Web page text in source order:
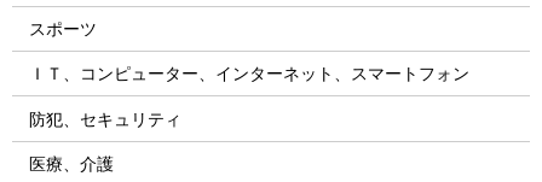
スポーツ
ＩＴ、コンピューター、インターネット、スマートフォン
防犯、セキュリティ
医療、介護